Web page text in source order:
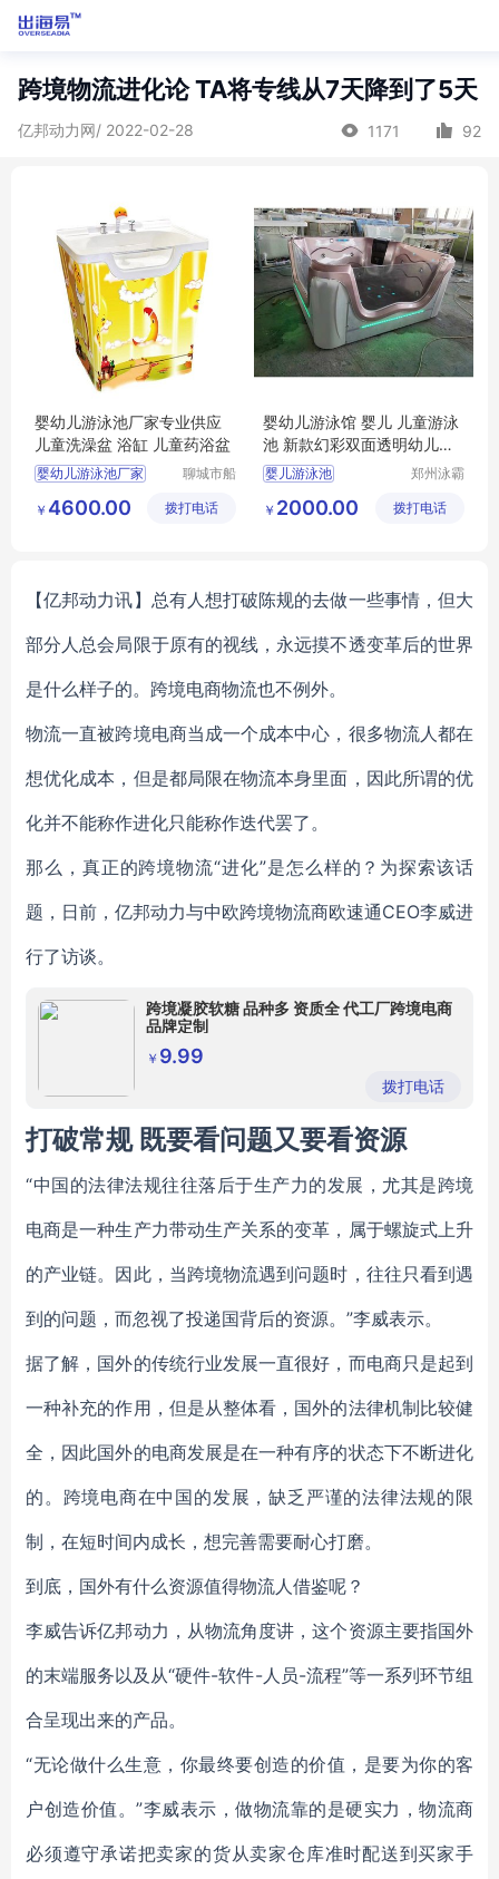
跨境物流进化论 TA将专线从7天降到了5天
亿邦动力网/ 2022-02-28 1171 92
婴幼儿游泳池厂家专业供应
儿童洗澡盆 浴缸 儿童药浴盆
婴幼儿游泳池厂家
婴幼儿浴缸
聊城市船
乐设备有
￥ 4600.00 拨打电话
婴幼儿游泳馆 婴儿 儿童游泳
池 新款幻彩双面透明幼儿一
体池
婴儿游泳池
婴幼儿游泳馆
郑州泳霸
有限公司
￥ 2000.00 拨打电话
【亿邦动力讯】总有人想打破陈规的去做一些事情，但大
部分人总会局限于原有的视线，永远摸不透变革后的世界
是什么样子的。跨境电商物流也不例外。
物流一直被跨境电商当成一个成本中心，很多物流人都在
想优化成本，但是都局限在物流本身里面，因此所谓的优
化并不能称作进化只能称作迭代罢了。
那么，真正的跨境物流“进化”是怎么样的？为探索该话
题，日前，亿邦动力与中欧跨境物流商欧速通CEO李威进
行了访谈。
跨境凝胶软糖 品种多 资质全 代工厂跨境电商
品牌定制
￥ 9.99
拨打电话
打破常规 既要看问题又要看资源
“中国的法律法规往往落后于生产力的发展，尤其是跨境
电商是一种生产力带动生产关系的变革，属于螺旋式上升
的产业链。因此，当跨境物流遇到问题时，往往只看到遇
到的问题，而忽视了投递国背后的资源。”李威表示。
据了解，国外的传统行业发展一直很好，而电商只是起到
一种补充的作用，但是从整体看，国外的法律机制比较健
全，因此国外的电商发展是在一种有序的状态下不断进化
的。跨境电商在中国的发展，缺乏严谨的法律法规的限
制，在短时间内成长，想完善需要耐心打磨。
到底，国外有什么资源值得物流人借鉴呢？
李威告诉亿邦动力，从物流角度讲，这个资源主要指国外
的末端服务以及从“硬件-软件-人员-流程”等一系列环节组
合呈现出来的产品。
“无论做什么生意，你最终要创造的价值，是要为你的客
户创造价值。”李威表示，做物流靠的是硬实力，物流商
必须遵守承诺把卖家的货从卖家仓库准时配送到买家手